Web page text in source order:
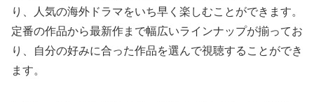
り、人気の海外ドラマをいち早く楽しむことができます。
定番の作品から最新作まで幅広いラインナップが揃ってお
り、自分の好みに合った作品を選んで視聴することができ
ます。